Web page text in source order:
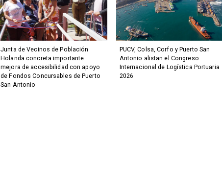
Junta de Vecinos de Población
Holanda concreta importante
mejora de accesibilidad con apoyo
de Fondos Concursables de Puerto
San Antonio
PUCV, Colsa, Corfo y Puerto San
Antonio alistan el Congreso
Internacional de Logística Portuaria
2026